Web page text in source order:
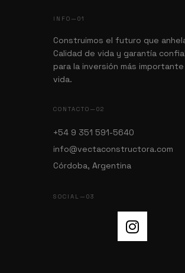
INFO—01
Construimos el futuro que
Calidad de vida y garantía
para la inversión más
vida.
CONTACTO—02
+54 9 351 591-5640
info@vectaconstructora.com
Córdoba, Argentina
SOCIAL—03